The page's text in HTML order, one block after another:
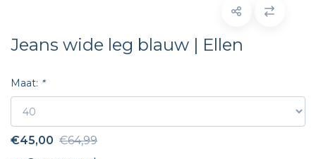
Jeans wide leg blauw | Ellen
Maat: *
€45,00 €64,99